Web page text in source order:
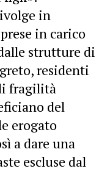
in
in carico
strutture di
residenti
fragilità
del
erogato
a dare una
escluse dal